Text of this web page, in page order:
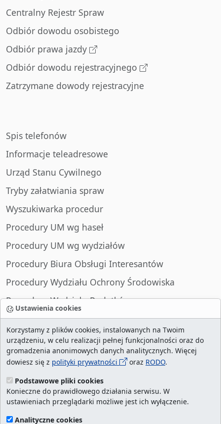
Ustawienia cookies
Korzystamy z plików cookies, instalowanych na Twoim
urządzeniu, w celu realizacji pełnej funkcjonalności oraz do
gromadzenia anonimowych danych analitycznych. Więcej
dowiesz się z polityki prywatności oraz RODO.
Podstawowe pliki cookies
Konieczne do prawidłowego działania serwisu. W
ustawieniach przeglądarki możliwe jest ich wyłączenie.
Analityczne cookies
Centralny Rejestr Spraw
Odbiór dowodu osobistego
Odbiór prawa jazdy
Odbiór dowodu rejestracyjnego
Zatrzymane dowody rejestracyjne
Spis telefonów
Informacje teleadresowe
Urząd Stanu Cywilnego
Tryby załatwiania spraw
Wyszukiwarka procedur
Procedury UM wg haseł
Procedury UM wg wydziałów
Procedury Biura Obsługi Interesantów
Procedury Wydziału Ochrony Środowiska
Procedury Wydziału Podatków
Procedury Wydziału Spraw Obywatelskich
liczba wizyt:28996969/ aktualna strona:
najczęściej odwiedzane strony
cookies
Urząd Miasta Szczecin. Portal eurzad.szczecin.pl